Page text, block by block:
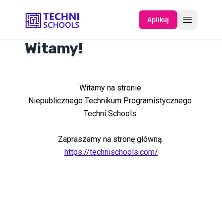
Aplikuj
WYDARZENIA
Witamy!
Witamy na stronie
Niepublicznego Technikum Programistycznego
Techni Schools
Zapraszamy na stronę główną
https://technischools.com/